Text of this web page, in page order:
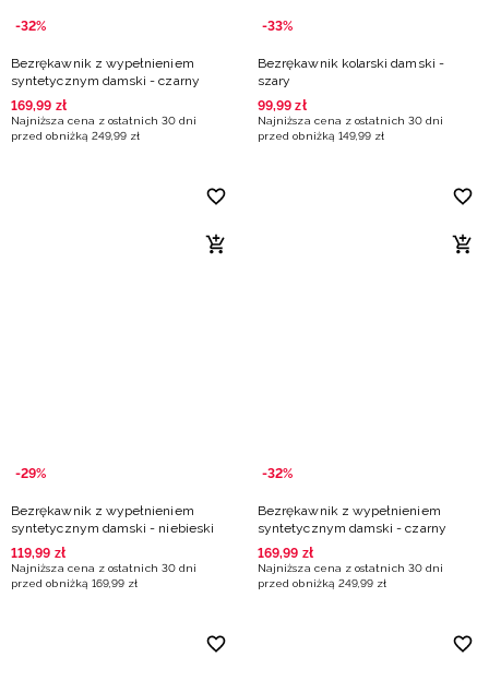
-32%
Bezrękawnik z wypełnieniem
syntetycznym damski - czarny
169,99 zł
Najniższa cena z ostatnich 30 dni
przed obniżką 249,99 zł
-33%
Bezrękawnik kolarski damski -
szary
99,99 zł
Najniższa cena z ostatnich 30 dni
przed obniżką 149,99 zł
-29%
Bezrękawnik z wypełnieniem
syntetycznym damski - niebieski
119,99 zł
Najniższa cena z ostatnich 30 dni
przed obniżką 169,99 zł
-32%
Bezrękawnik z wypełnieniem
syntetycznym damski - czarny
169,99 zł
Najniższa cena z ostatnich 30 dni
przed obniżką 249,99 zł